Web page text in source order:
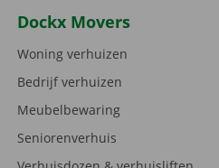
Dockx Movers
Woning verhuizen
Bedrijf verhuizen
Meubelbewaring
Seniorenverhuis